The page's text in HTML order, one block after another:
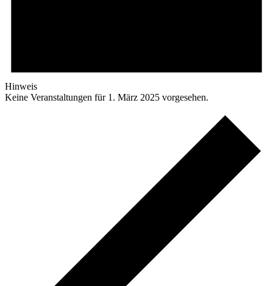
Hinweis
Keine Veranstaltungen für 1. März 2025 vorgesehen.